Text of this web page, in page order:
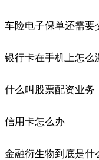
车险电子保单还需要
银行卡在手机上怎么
什么叫股票配资业务
信用卡怎么办
金融衍生物到底是什